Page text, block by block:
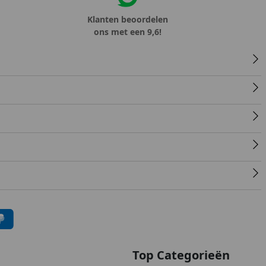
Klanten beoordelen
ons met een 9,6!
Top Categorieën